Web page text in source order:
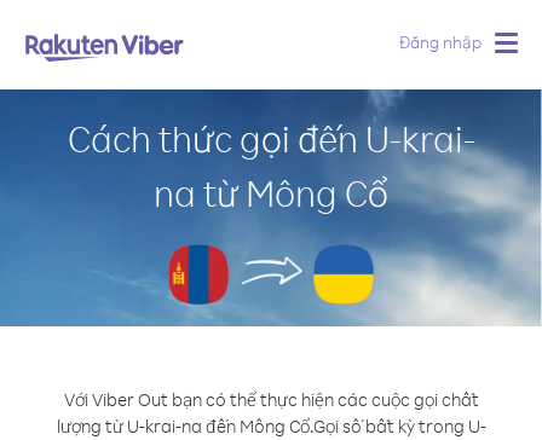
Đăng nhập
Cách thức gọi đến U-krai-
na từ Mông Cổ
Với Viber Out bạn có thể thực hiện các cuộc gọi chất
lượng từ U-krai-na đến Mông Cổ.Gọi số bất kỳ trong U-